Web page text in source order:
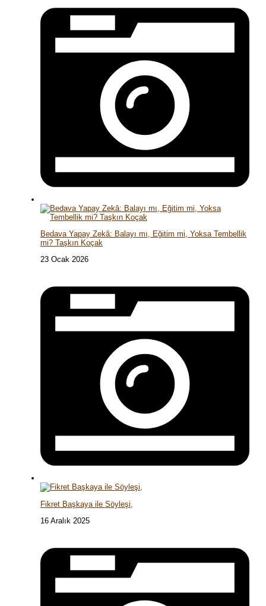
Bedava Yapay Zekâ: Balayı mı, Eğitim mi, Yoksa Tembellik
mi? Taşkın Koçak
23 Ocak 2026
Fikret Başkaya ile Söyleşi,
16 Aralık 2025